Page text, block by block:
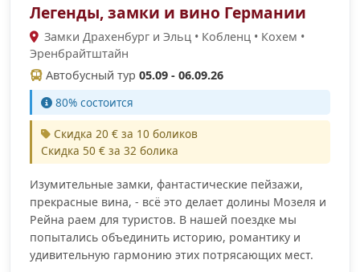
Легенды, замки и вино Германии
Замки Драхенбург и Эльц • Кобленц • Кохем •
Эренбрайтштайн
Автобусный тур 05.09 - 06.09.26
80% состоится
Скидка 20 € за 10 боликов
Скидка 50 € за 32 болика
Изумительные замки, фантастические пейзажи,
прекрасные вина, - всё это делает долины Мозеля и
Рейна раем для туристов. В нашей поездке мы
попытались объединить историю, романтику и
удивительную гармонию этих потрясающих мест.